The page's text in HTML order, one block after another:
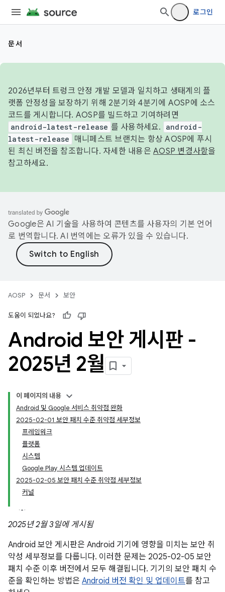
로그인
문서
2026년부터 트렁크 안정 개발 모델과 일치하고 생태계의 플
랫폼 안정성을 보장하기 위해 2분기와 4분기에 AOSP에 소스
코드를 게시합니다. AOSP를 빌드하고 기여하려면
android-latest-release 를 사용하세요.
android-
latest-release
매니페스트 브랜치는 항상 AOSP에 푸시
된 최신 버전을 참조합니다. 자세한 내용은 AOSP 변경사항을
참고하세요.
Google은 AI 기술을 사용하여 콘텐츠를 사용자의 기본 언어
로 번역합니다. AI 번역에는 오류가 있을 수 있습니다.
AOSP 문서 보안
도움이 되었나요?
Android 보안 게시판 -
2025년 2월
이 페이지의 내용
Android 및 Google 서비스 취약점 완화
2025-02-01 보안 패치 수준 취약점 세부정보
프레임워크
플랫폼
시스템
Google Play 시스템 업데이트
2025-02-05 보안 패치 수준 취약점 세부정보
커널
2025년 2월 3일에 게시됨
Android 보안 게시판은 Android 기기에 영향을 미치는 보안 취
약성 세부정보를 다룹니다. 이러한 문제는 2025-02-05 보안
패치 수준 이후 버전에서 모두 해결됩니다. 기기의 보안 패치 수
준을 확인하는 방법은 Android 버전 확인 및 업데이트를 참고